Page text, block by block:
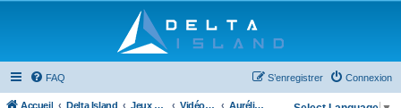
FAQ Connexion
S’enregistrer
Accueil Delta Island Jeux Video Vidéo Channels Aurélien / Bouz "Technique"